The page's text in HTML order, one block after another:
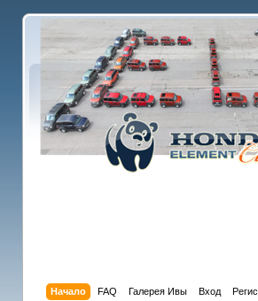
Начало FAQ Галерея Ивы Вход